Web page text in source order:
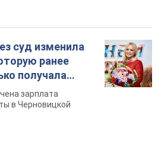
суд изменила
ранее
получала
зарплата
в Черновицкой